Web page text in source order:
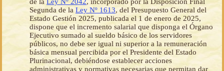
Segunda de la Ley Nº 1613, del Presupuesto General del
Estado Gestión 2025, publicada el 1 de enero de 2025,
dispone que el incremento salarial que disponga el Órgano
Ejecutivo sumado al sueldo básico de los servidores
públicos, no debe ser igual ni superior a la remuneración
básica mensual percibida por el Presidente del Estado
Plurinacional, debiéndose establecer acciones
administrativas y normativas necesarias que permitan dar